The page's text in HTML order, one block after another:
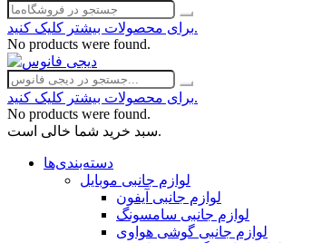
برای محصولات بیشتر کلیک کنید.
No products were found.
برای محصولات بیشتر کلیک کنید.
No products were found.
سبد خرید شما خالی است.
دسته‌بندی‌ها
لوازم جانبی موبایل
لوازم جانبی آیفون
لوازم جانبی سامسونگ
لوازم جانبی گوشی هواوی